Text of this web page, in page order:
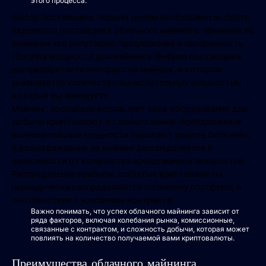
Выбор поставщика: первым делом необходимо выбрать
надежного поставщика облачного майнинга, принимая во
внимание его репутацию, предложения и прозрачность.
Покупка мощности для майнинга: Выбрав поставщика,
вы приобретаете контракт на майнинг, в котором
указывается количество вычислительных мощностей,
которые вы арендуете.
Майнинг: провайдер использует свое оборудование для
добычи криптовалют от вашего имени. Арендованные
вычислительные мощности помогают решать блокчейн,
а вознаграждение за майнинг распределяется в
зависимости от количества арендованных мощностей.
Распределение прибыли: добытые криптовалюты
периодически распределяются по вашему портфелю, в
соответствии с условиями контракта.
Важно понимать, что успех облачного майнинга зависит от
ряда факторов, включая колебания рынка, комиссионные,
связанные с контрактом, и сложность добычи, которая может
повлиять на количество получаемой вами криптовалюты.